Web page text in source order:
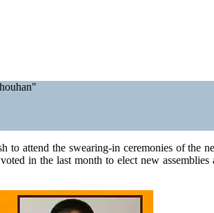
attend the swearing-in ceremonies of the
in the last month to elect new